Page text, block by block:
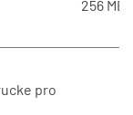
256 MB
pro